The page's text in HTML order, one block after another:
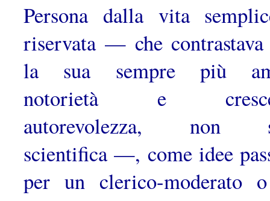
Persona dalla vita
riservata — che contrastava
la sua sempre più
notorietà e
autorevolezza, non
scientifica —, come idee
per un clerico-moderato